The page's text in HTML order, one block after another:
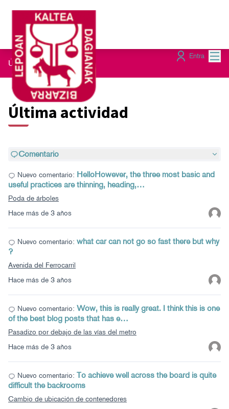
Entra
Últimas actividades
Última actividad
Comentario
Hace más de 3 años
Nuevo comentario: HelloHowever, the three most basic and
useful practices are thinning, heading,…
Poda de árboles
Hace más de 3 años
Nuevo comentario: what car can not go so fast there but why
?
Avenida del Ferrocarril
Hace más de 3 años
Nuevo comentario: Wow, this is really great. I think this is one
of the best blog posts that has e…
Pasadizo por debajo de las vías del metro
Nuevo comentario: To achieve well across the board is quite
difficult the backrooms
Cambio de ubicación de contenedores